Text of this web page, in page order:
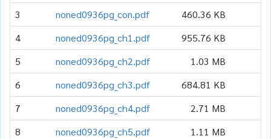
3
noned0936pg_con.pdf
460.36 KB
4
noned0936pg_ch1.pdf
955.76 KB
5
noned0936pg_ch2.pdf
1.03 MB
6
noned0936pg_ch3.pdf
684.81 KB
7
noned0936pg_ch4.pdf
2.71 MB
8
noned0936pg_ch5.pdf
1.11 MB